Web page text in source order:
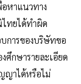
อหาแนวทาง
ทยได้ทำผิด
การของบริษัทขอ
กษารายละเอียด
ญาได้หรือไม่